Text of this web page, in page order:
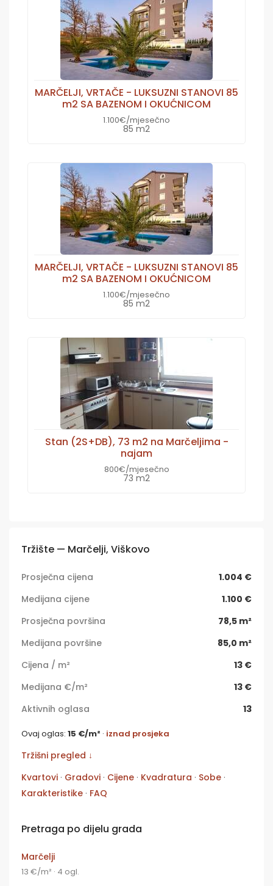
MARČELJI, VRTAČE - LUKSUZNI STANOVI 85
m2 SA BAZENOM I OKUĆNICOM
1.100€/mjesečno
85 m2
MARČELJI, VRTAČE - LUKSUZNI STANOVI 85
m2 SA BAZENOM I OKUĆNICOM
1.100€/mjesečno
85 m2
Stan (2S+DB), 73 m2 na Marčeljima -
najam
800€/mjesečno
73 m2
Tržište — Marčelji, Viškovo
Prosječna cijena
1.004 €
Medijana cijene
1.100 €
Prosječna površina
78,5 m²
Medijana površine
85,0 m²
Cijena / m²
13 €
Medijana €/m²
13 €
Aktivnih oglasa
13
Ovaj oglas: 15 €/m² · iznad prosjeka
Tržišni pregled ↓
Kvartovi · Gradovi · Cijene · Kvadratura · Sobe ·
Karakteristike · FAQ
Pretraga po dijelu grada
Marčelji
13 €/m² · 4 ogl.